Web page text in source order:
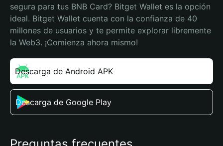
segura para tus BNB Card? Bitget Wallet es la opción
ideal. Bitget Wallet cuenta con la confianza de 40
millones de usuarios y te permite explorar libremente
la Web3. ¡Comienza ahora mismo!
Descarga de Android APK
Descarga de Google Play